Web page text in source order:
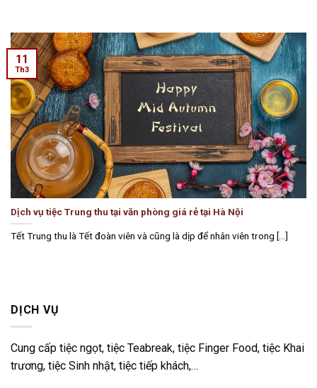
Dịch vụ tiệc Trung thu tại văn phòng giá rẻ tại Hà Nội
Tết Trung thu là Tết đoàn viên và cũng là dịp để nhân viên trong [...]
11
Th3
DỊCH VỤ
Cung cấp tiệc ngọt, tiệc Teabreak, tiệc Finger Food, tiệc Khai
trương, tiệc Sinh nhật, tiệc tiếp khách,…